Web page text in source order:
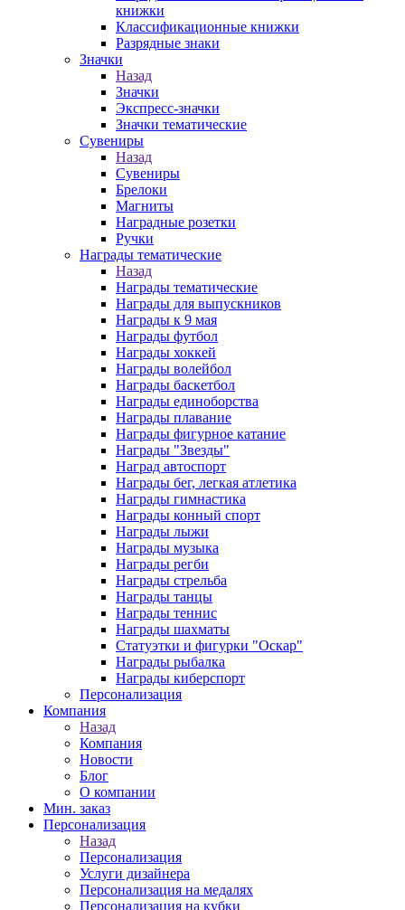
книжки
Классификационные книжки
Разрядные знаки
Значки
Назад
Значки
Экспресс-значки
Значки тематические
Сувениры
Назад
Сувениры
Брелоки
Магниты
Наградные розетки
Ручки
Награды тематические
Назад
Награды тематические
Награды для выпускников
Награды к 9 мая
Награды футбол
Награды хоккей
Награды волейбол
Награды баскетбол
Награды единоборства
Награды плавание
Награды фигурное катание
Награды "Звезды"
Наград автоспорт
Награды бег, легкая атлетика
Награды гимнастика
Награды конный спорт
Награды лыжи
Награды музыка
Награды регби
Награды стрельба
Награды танцы
Награды теннис
Награды шахматы
Статуэтки и фигурки "Оскар"
Награды рыбалка
Награды киберспорт
Персонализация
Компания
Назад
Компания
Новости
Блог
О компании
Мин. заказ
Персонализация
Назад
Персонализация
Услуги дизайнера
Персонализация на медалях
Персонализация на кубки